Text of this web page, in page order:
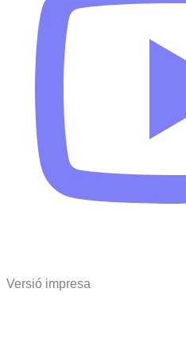
Versió impresa